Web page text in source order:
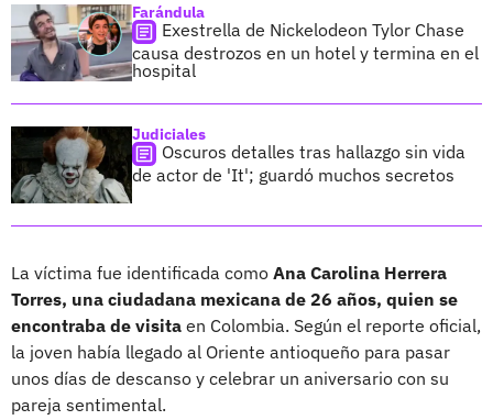
Farándula
Exestrella de Nickelodeon Tylor Chase
causa destrozos en un hotel y termina en el
hospital
Judiciales
Oscuros detalles tras hallazgo sin vida
de actor de 'It'; guardó muchos secretos
La víctima fue identificada como Ana Carolina Herrera
Torres, una ciudadana mexicana de 26 años, quien se
encontraba de visita en Colombia. Según el reporte oficial,
la joven había llegado al Oriente antioqueño para pasar
unos días de descanso y celebrar un aniversario con su
pareja sentimental.